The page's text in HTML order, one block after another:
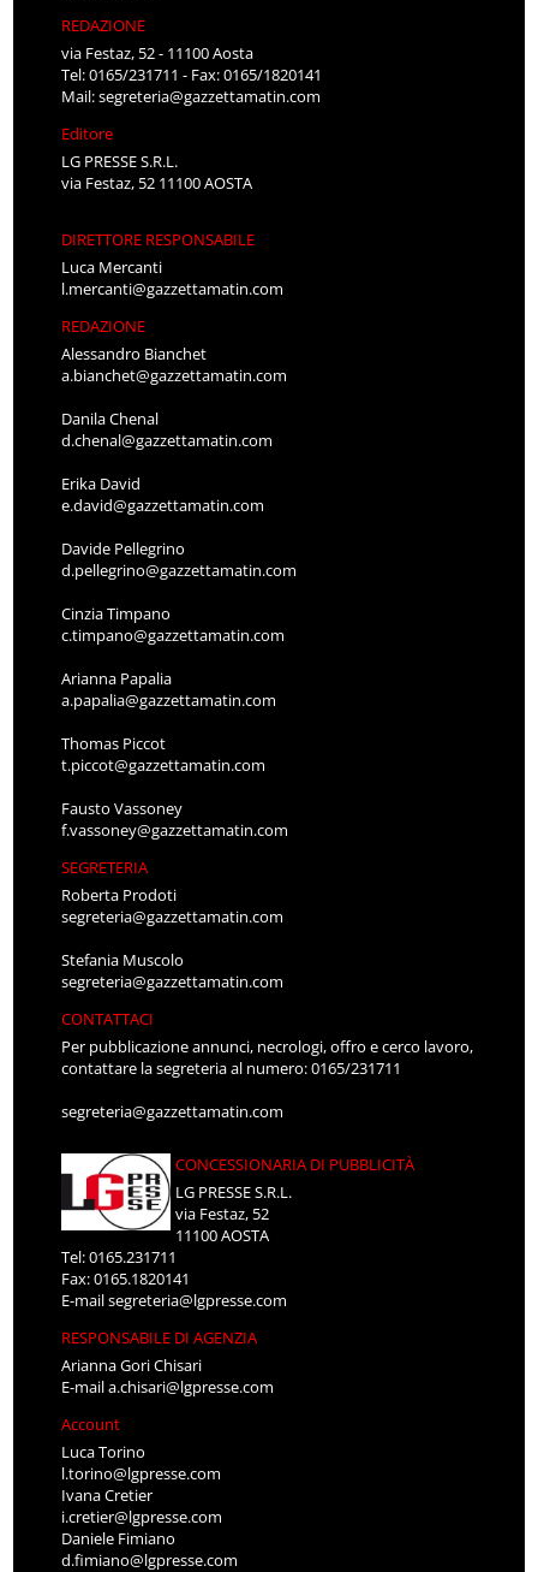
REDAZIONE
via Festaz, 52 - 11100 Aosta
Tel: 0165/231711 - Fax: 0165/1820141
Mail:segreteria@gazzettamatin.com
Editore
LG PRESSE S.R.L.
via Festaz, 52 11100 AOSTA
DIRETTORE RESPONSABILE
Luca Mercanti
l.mercanti@gazzettamatin.com
REDAZIONE
Alessandro Bianchet
a.bianchet@gazzettamatin.com
Danila Chenal
d.chenal@gazzettamatin.com
Erika David
e.david@gazzettamatin.com
Davide Pellegrino
d.pellegrino@gazzettamatin.com
Cinzia Timpano
c.timpano@gazzettamatin.com
Arianna Papalia
a.papalia@gazzettamatin.com
Thomas Piccot
t.piccot@gazzettamatin.com
Fausto Vassoney
f.vassoney@gazzettamatin.com
SEGRETERIA
Roberta Prodoti
segreteria@gazzettamatin.com
Stefania Muscolo
segreteria@gazzettamatin.com
CONTATTACI
Per pubblicazione annunci, necrologi, offro e cerco lavoro,
contattare la segreteria al numero: 0165/231711
segreteria@gazzettamatin.com
CONCESSIONARIA DI PUBBLICITÀ
LG PRESSE S.R.L.
via Festaz, 52
11100 AOSTA
Tel: 0165.231711
Fax: 0165.1820141
E-mailsegreteria@lgpresse.com
RESPONSABILE DI AGENZIA
Arianna Gori Chisari
E-maila.chisari@lgpresse.com
Account
Luca Torino
l.torino@lgpresse.com
Ivana Cretier
i.cretier@lgpresse.com
Daniele Fimiano
d.fimiano@lgpresse.com